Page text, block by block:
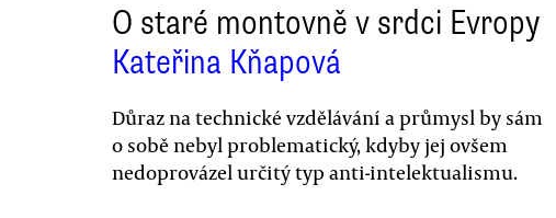
O staré montovně v srdci Evropy
Kateřina Kňapová
Důraz na technické vzdělávání a průmysl by sám
o sobě nebyl problematický, kdyby jej ovšem
nedoprovázel určitý typ anti-intelektualismu.